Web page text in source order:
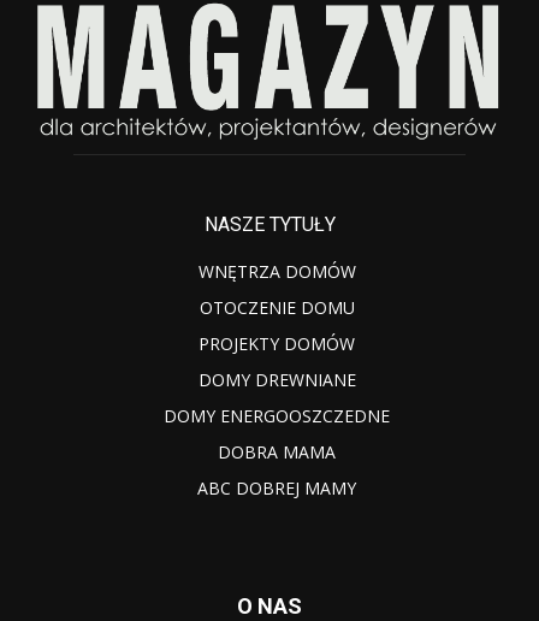
NASZE TYTUŁY
WNĘTRZA DOMÓW
OTOCZENIE DOMU
PROJEKTY DOMÓW
DOMY DREWNIANE
DOMY ENERGOOSZCZEDNE
DOBRA MAMA
ABC DOBREJ MAMY
O NAS